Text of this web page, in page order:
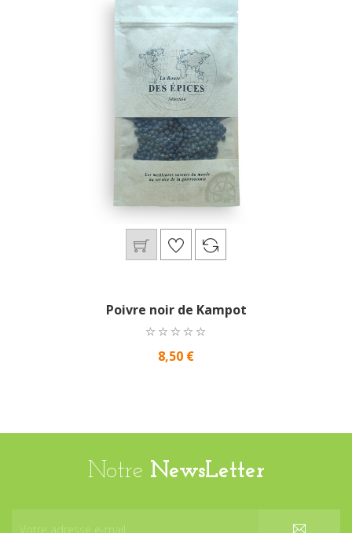
Poivre noir de Kampot
8,50 €
Notre NewsLetter